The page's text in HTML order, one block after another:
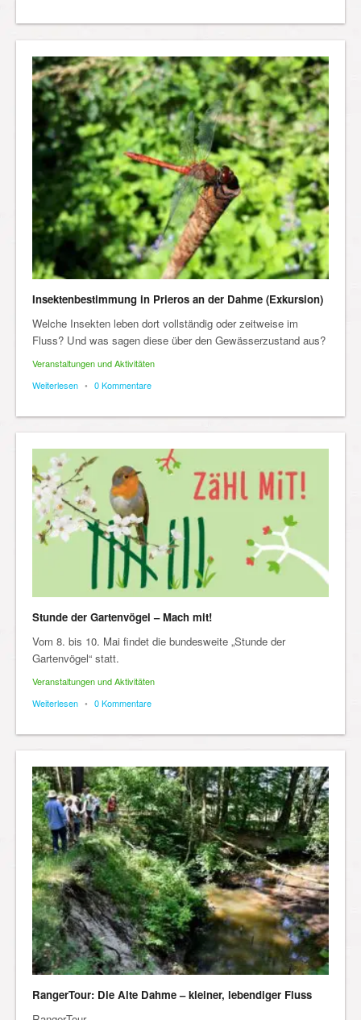
Insektenbestimmung in Prieros an der Dahme (Exkursion)
Welche Insekten leben dort vollständig oder zeitweise im
Fluss? Und was sagen diese über den Gewässerzustand aus?
Veranstaltungen und Aktivitäten
Weiterlesen • 0 Kommentare
Stunde der Gartenvögel – Mach mit!
Vom 8. bis 10. Mai findet die bundesweite „Stunde der
Gartenvögel“ statt.
Veranstaltungen und Aktivitäten
Weiterlesen • 0 Kommentare
RangerTour: Die Alte Dahme – kleiner, lebendiger Fluss